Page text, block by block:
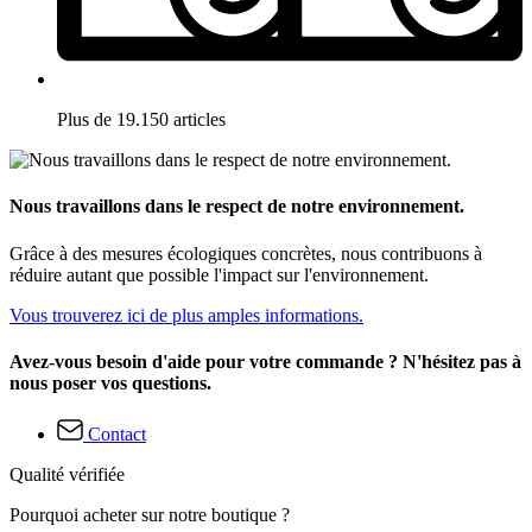
Plus de 19.150 articles
Nous travaillons dans le respect de notre environnement.
Grâce à des mesures écologiques concrètes, nous contribuons à
réduire autant que possible l'impact sur l'environnement.
Vous trouverez ici de plus amples informations.
Avez-vous besoin d'aide pour votre commande ? N'hésitez pas à
nous poser vos questions.
Contact
Qualité vérifiée
Pourquoi acheter sur notre boutique ?